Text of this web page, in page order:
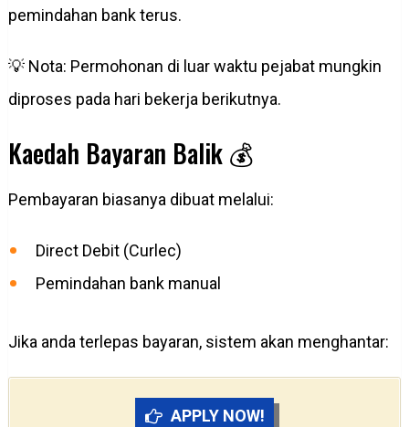
pemindahan bank terus.
💡 Nota: Permohonan di luar waktu pejabat mungkin
diproses pada hari bekerja berikutnya.
Kaedah Bayaran Balik 💰
Pembayaran biasanya dibuat melalui:
Direct Debit (Curlec)
Pemindahan bank manual
Jika anda terlepas bayaran, sistem akan menghantar:
APPLY NOW!